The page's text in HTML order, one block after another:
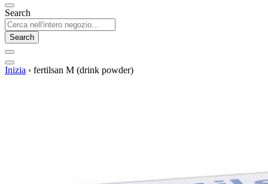
Search
Search
Inizia › fertilsan M (drink powder)